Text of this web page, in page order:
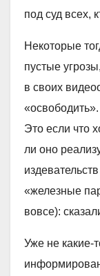
под суд всех,
Некоторые
пустые
в своих
Это если что
ли оно
«железные
вовсе):
Уже не какие-